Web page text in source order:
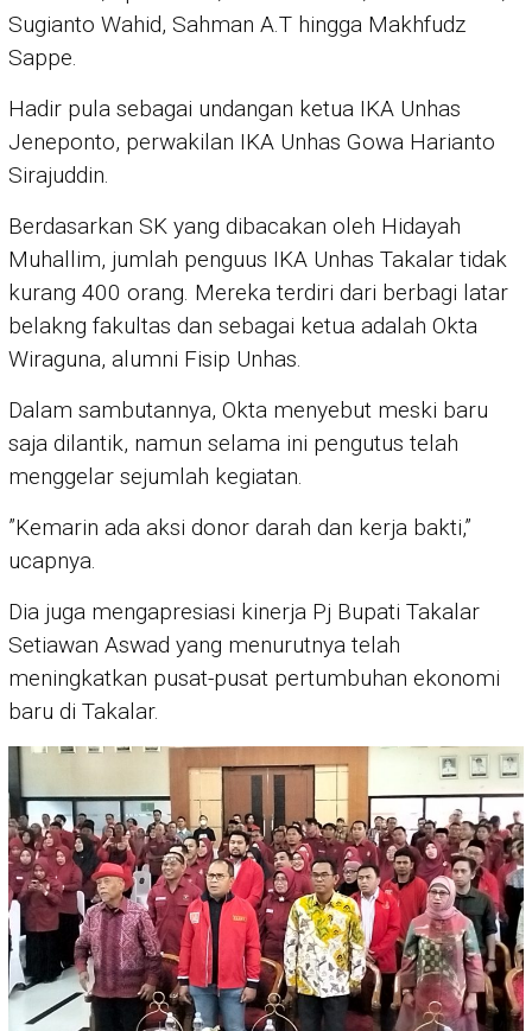
Sugianto Wahid, Sahman A.T hingga Makhfudz
Sappe.
Hadir pula sebagai undangan ketua IKA Unhas
Jeneponto, perwakilan IKA Unhas Gowa Harianto
Sirajuddin.
Berdasarkan SK yang dibacakan oleh Hidayah
Muhallim, jumlah penguus IKA Unhas Takalar tidak
kurang 400 orang. Mereka terdiri dari berbagi latar
belakng fakultas dan sebagai ketua adalah Okta
Wiraguna, alumni Fisip Unhas.
Dalam sambutannya, Okta menyebut meski baru
saja dilantik, namun selama ini pengutus telah
menggelar sejumlah kegiatan.
”Kemarin ada aksi donor darah dan kerja bakti,”
ucapnya.
Dia juga mengapresiasi kinerja Pj Bupati Takalar
Setiawan Aswad yang menurutnya telah
meningkatkan pusat-pusat pertumbuhan ekonomi
baru di Takalar.